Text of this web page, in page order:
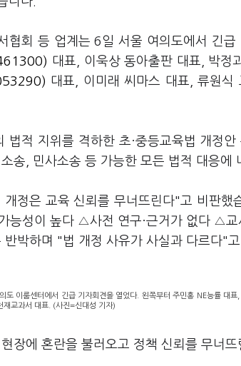
협회 등 업계는 6일 서울 여의도에서 긴
대표, 이욱상 동아출판 대표, 박정
대표, 이미래 씨마스 대표, 류원식
적 지위를 격하한 초·중등교육법 개정
송, 민사소송 등 가능한 모든 법적 대응에
정은 교육 신뢰를 무너뜨린다"고 비판했
성이 높다 △사전 연구·근거가 없다 △
박하며 "법 개정 사유가 사실과 다르다"
도 이룸센터에서 긴급 기자회견을 열었다. 왼쪽부터 주민홍 NE능률 대표
재교과서 대표. (사진=신대성 기자)
장에 혼란을 불러오고 정책 신뢰를 무너